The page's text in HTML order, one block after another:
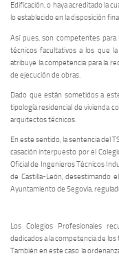
Edificación, o haya acreditado la
lo establecido en la disposición
Así pues, son competentes para
técnicos facultativos a los que
atribuye la competencia para la
de ejecución de obras.
Dado que están sometidos a
tipología residencial de vivienda
arquitectos técnicos.
En este sentido, la sentencia del
casación interpuesto por el
Oficial de Ingenieros Técnicos
de Castilla-León, desestimando
Ayuntamiento de Segovia,
Los Colegios Profesionales
dedicados a la competencia de
También en este caso la